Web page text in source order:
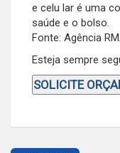
e celu lar é uma
saúde e o bolso.
Fonte: Agência
Esteja sempre
SOLICITE